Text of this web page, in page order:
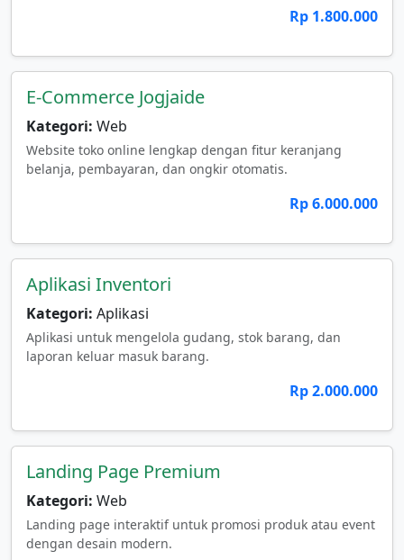
Rp 1.800.000
E-Commerce Jogjaide
Kategori: Web
Website toko online lengkap dengan fitur keranjang
belanja, pembayaran, dan ongkir otomatis.
Rp 6.000.000
Aplikasi Inventori
Kategori: Aplikasi
Aplikasi untuk mengelola gudang, stok barang, dan
laporan keluar masuk barang.
Rp 2.000.000
Landing Page Premium
Kategori: Web
Landing page interaktif untuk promosi produk atau event
dengan desain modern.